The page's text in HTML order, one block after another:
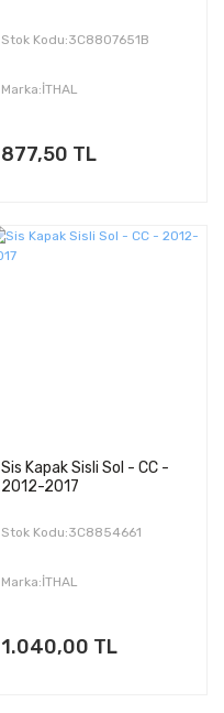
Stok Kodu:3C8807651B
Marka:İTHAL
877,50 TL
Sis Kapak Sisli Sol - CC -
2012-2017
Stok Kodu:3C8854661
Marka:İTHAL
1.040,00 TL